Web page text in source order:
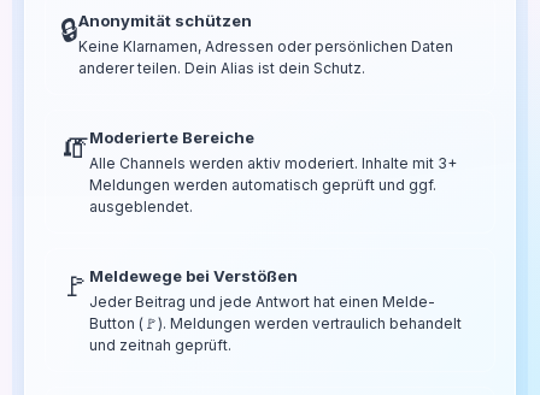
🔒Anonymität schützen
Keine Klarnamen, Adressen oder persönlichen Daten
anderer teilen. Dein Alias ist dein Schutz.
🧯Moderierte Bereiche
Alle Channels werden aktiv moderiert. Inhalte mit 3+
Meldungen werden automatisch geprüft und ggf.
ausgeblendet.
🚩 Meldewege bei Verstößen
Jeder Beitrag und jede Antwort hat einen Melde-
Button (🚩). Meldungen werden vertraulich behandelt
und zeitnah geprüft.